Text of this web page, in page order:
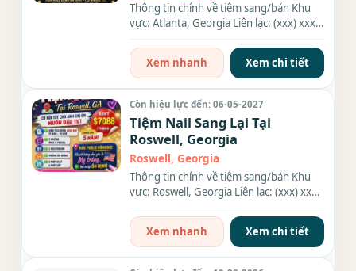
Thông tin chính về tiệm sang/bán Khu
vực: Atlanta, Georgia Liên lạc: (xxx) xxx-
Xem nhanh
Xem chi tiết
Còn hiệu lực đến: 06-05-2027
Tiệm Nail Sang Lại Tại
Roswell, Georgia
Roswell, Georgia
Thông tin chính về tiệm sang/bán Khu
vực: Roswell, Georgia Liên lạc: (xxx) xxx-
Xem nhanh
Xem chi tiết